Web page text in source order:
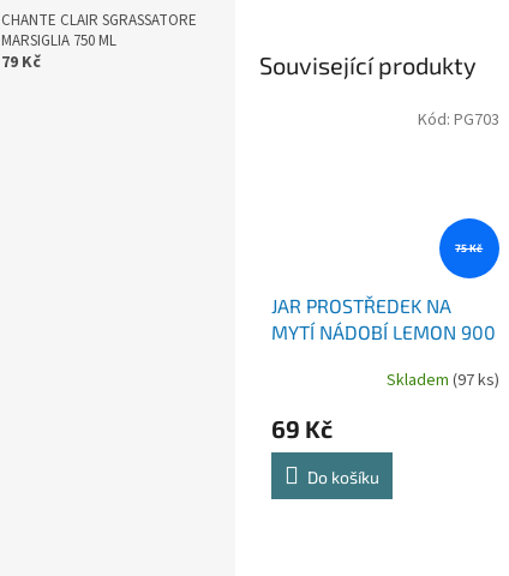
CHANTE CLAIR SGRASSATORE
MARSIGLIA 750 ML
79 Kč Související produkty
75 Kč
JAR PROSTŘEDEK NA
MYTÍ NÁDOBÍ LEMON 900
Skladem (97 ks)
69 Kč
Do košíku
Kód: PG703